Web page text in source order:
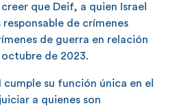
que Deif, a quien Israel
de crímenes
de guerra en relación
de 2023.
su función única en el
a quienes son